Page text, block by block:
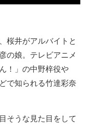
桜井がアルバイトと
の娘。テレビアニメ
！」の中野梓役や
で知られる竹達彩奈
そうな見た目をして